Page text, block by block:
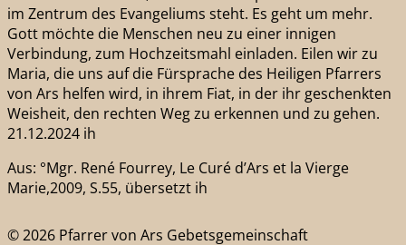
im Zentrum des Evangeliums steht. Es geht um mehr.
Gott möchte die Menschen neu zu einer innigen
Verbindung, zum Hochzeitsmahl einladen. Eilen wir zu
Maria, die uns auf die Fürsprache des Heiligen Pfarrers
von Ars helfen wird, in ihrem Fiat, in der ihr geschenkten
Weisheit, den rechten Weg zu erkennen und zu gehen.
21.12.2024 ih
Aus: °Mgr. René Fourrey, Le Curé d’Ars et la Vierge
Marie,2009, S.55, übersetzt ih
© 2026 Pfarrer von Ars Gebetsgemeinschaft